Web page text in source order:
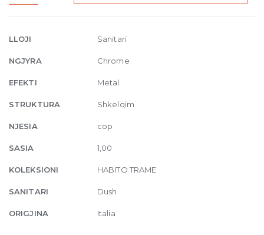
mixer
Chrome
quantity
LLOJI Sanitari
NGJYRA Chrome
EFEKTI Metal
STRUKTURA Shkelqim
NJESIA cop
SASIA 1,00
KOLEKSIONI HABITO TRAME
SANITARI Dush
ORIGJINA Italia